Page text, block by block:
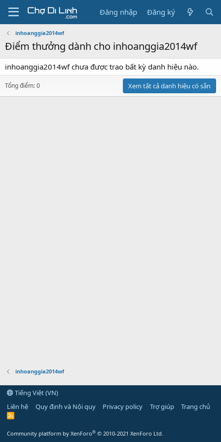
Đăng nhập Đăng ký
inhoanggia2014wf
Điểm thưởng dành cho inhoanggia2014wf
inhoanggia2014wf chưa được trao bất kỳ danh hiệu nào.
Tổng điểm: 0 Xem tất cả danh hiệu có sẵn
inhoanggia2014wf
Tiếng Việt (VN)
Liên hệ
Quy định và Nội quy Privacy policy Trợ giúp Trang chủ
R
Community platform by XenForo® © 2010-2021 XenForo Ltd.